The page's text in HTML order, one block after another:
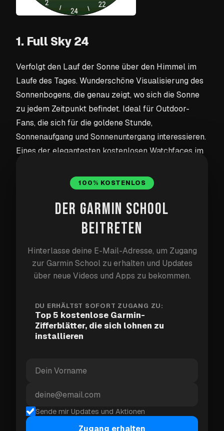
1. Full Sky 24
Verfolgt den Lauf der Sonne über den Himmel im
Laufe des Tages. Wunderschöne Visualisierung des
Sonnenbogens, die genau zeigt, wo sich die Sonne
zu jedem Zeitpunkt befindet. Ideal für Outdoor-
Fans, die sich für die goldene Stunde,
Sonnenaufgang und Sonnenuntergang interessieren.
Eines der elegantesten kostenlosen Watchfaces im
Verwende dein eigenes Foto als Hintergrund für das
Watchface. Lade ein beliebiges Bild von deinem
100% KOSTENLOS
DER GARMIN SCHOOL
BEITRETEN
Hinterlasse deine E-Mail-Adresse, um Zugang
zur Garmin School zu erhalten und Updates
über neue Videos und Apps zu bekommen.
DU ERHÄLTST SOFORT ZUGANG ZU:
Top 5 kostenlose Garmin-
Zifferblätter, die sich lohnen zu
installieren
Sende mir Updates und Aktionen
Zugang erhalten